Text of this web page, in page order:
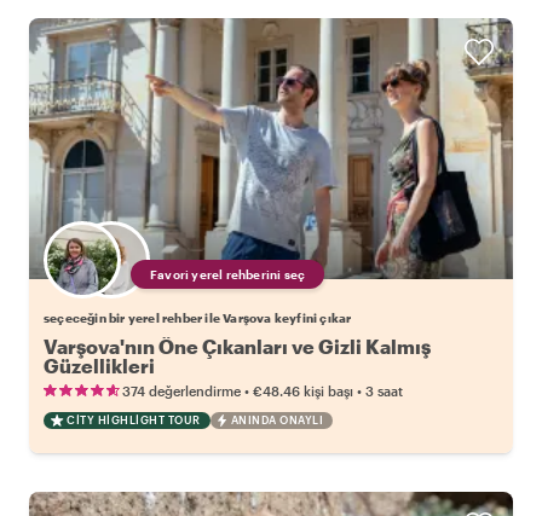
Favori yerel rehberini seç
seçeceğin bir yerel rehber ile Varşova keyfini çıkar
Varşova'nın Öne Çıkanları ve Gizli Kalmış
Güzellikleri
374 değerlendirme • €48.46 kişi başı • 3 saat
CITY HIGHLIGHT TOUR ANINDA ONAYLI